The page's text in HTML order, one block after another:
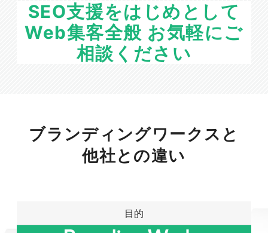
SEO支援をはじめとして
Web集客全般 お気軽にご
相談ください
ブランディングワークスと
他社との違い
目的